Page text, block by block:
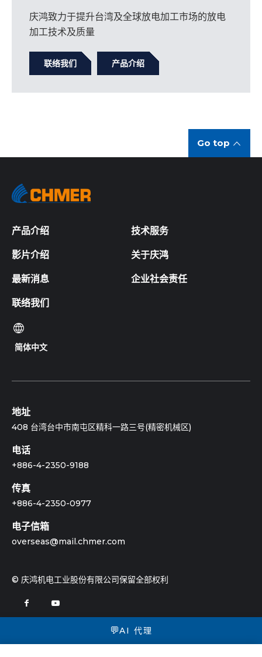
庆鸿致力于提升台湾及全球放电加工市场的放电
加工技术及质量
联络我们 产品介绍
Go top
产品介绍 技术服务
影片介绍 关于庆鸿
最新消息 企业社会责任
联络我们
简体中文
地址
408 台湾台中市南屯区精科一路三号(精密机械区)
电话
+886-4-2350-9188
传真
+886-4-2350-0977
电子信箱
overseas@mail.chmer.com
© 庆鸿机电工业股份有限公司保留全部权利
💬AI 代理